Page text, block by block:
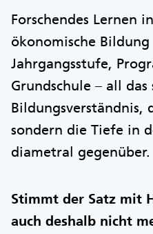
Forschendes Lernen
ökonomische
Jahrgangsstufe,
Grundschule – all
Bildungsverständnis,
sondern die Tiefe in
diametral gegenüber.
Stimmt der Satz mit
auch deshalb nicht